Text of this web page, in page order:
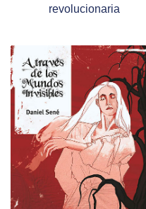
revolucionaria